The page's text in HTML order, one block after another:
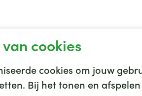
cookies
cookies om jouw
Bij het tonen en